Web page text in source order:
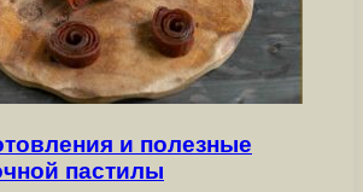
и полезные
пастилы